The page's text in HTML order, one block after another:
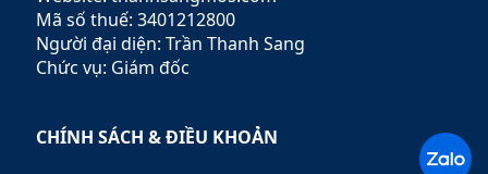
Mã số thuế: 3401212800
Người đại diện: Trần Thanh Sang
Chức vụ: Giám đốc
CHÍNH SÁCH & ĐIỀU KHOẢN